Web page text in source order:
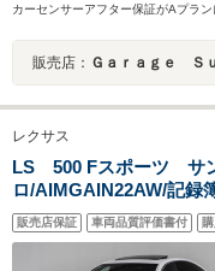
カーセンサーアフター保証がAプラ
販売店： Ｇａｒａｇｅ Ｓｕｃｃｅｓｓ
レクサス
LS 500 Fスポーツ サ
ロ/AIMGAIN22AW/記録
ム+A/デジタルインナー
タ/V6型ツインターボエ
コントローラー/全画面
販売店保証 車両品質評価書付